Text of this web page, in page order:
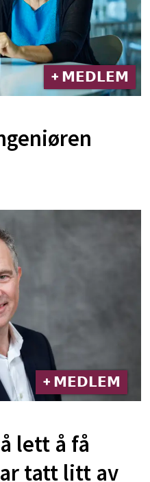
+ 𝗠𝗘𝗗𝗟𝗘𝗠
+ 𝗠𝗘𝗗𝗟𝗘𝗠
lett å få
tatt litt av